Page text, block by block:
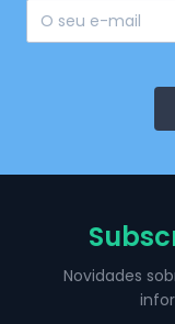
Novidades